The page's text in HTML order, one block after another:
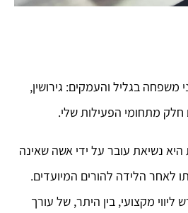
משפחה בגליל והעמקים: גירושין,
חלק מתחומי הפעילות שלי.
היא נשיאת עובר על ידי אשה שאינה
לאחר הלידה להורים המיועדים.
מקצועי, בין היתר, של עורך